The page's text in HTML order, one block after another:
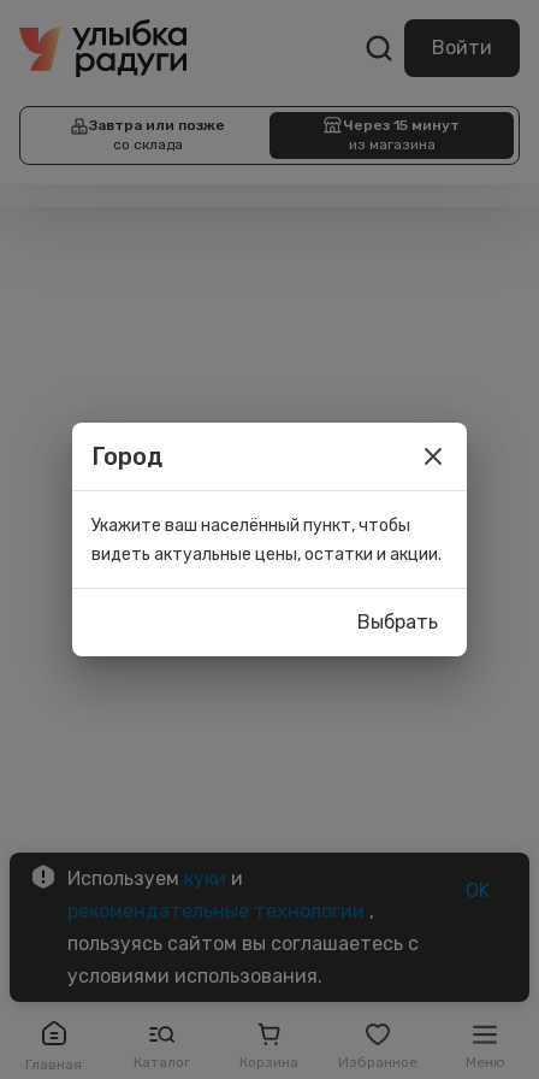
Войти
Завтра или позже
со склада
Через 15 минут
из магазина
Главная Каталог Корзина Избранное Меню
Используем куки и
рекомендательные технологии ,
пользуясь сайтом вы соглашаетесь с
условиями использования.
OK
Город
Укажите ваш населённый пункт, чтобы
видеть актуальные цены, остатки и акции.
Выбрать